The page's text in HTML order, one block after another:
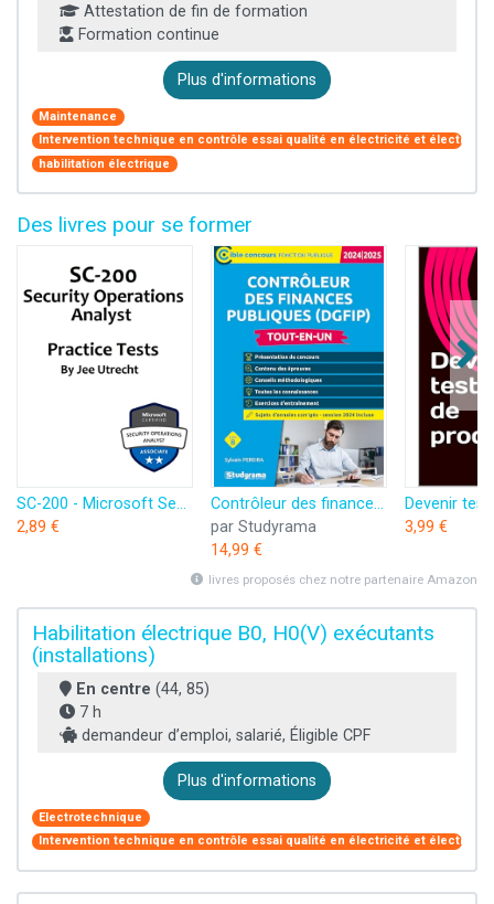
Attestation de fin de formation
Formation continue
Plus d'informations
Maintenance
Intervention technique en contrôle essai qualité en électricité et
habilitation électrique
Des livres pour se former
SC-200 - Microsoft Security Operations Analyst - Practice Tests: 110 Practice questions and Answers and Explanations (English Edition)
2,89 €
Contrôleur des finances publiques (DGFIP) - Tout-en-un - Catégorie B - Concours 2024-2025
par Studyrama
14,99 €
3,99 €
livres proposés chez notre partenaire Amazon
Habilitation électrique B0, H0(V) exécutants
(installations)
En centre (44, 85)
7 h
demandeur d’emploi, salarié, Éligible CPF
Plus d'informations
Electrotechnique
Intervention technique en contrôle essai qualité en électricité et